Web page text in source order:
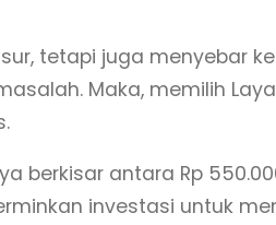
tetapi juga menyebar
Maka, memilih
antara Rp
investasi untuk